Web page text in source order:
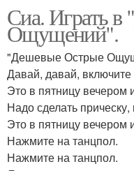
Сиа. Играть
Ощущений".
"Дешевые Острые
Давай, давай, включите
Это в пятницу вечером
Надо сделать
Это в пятницу вечером
Нажмите на танцпол.
Нажмите на танцпол.